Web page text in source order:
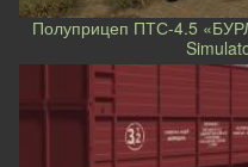
Полуприцеп ПТС-4.5